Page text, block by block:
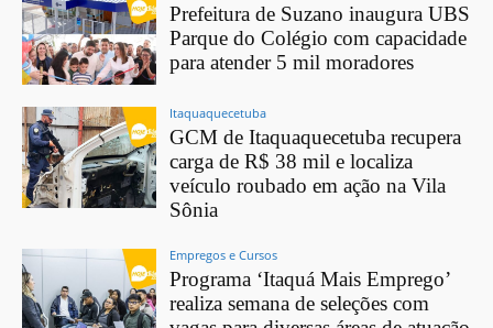
Prefeitura de Suzano inaugura UBS
Parque do Colégio com capacidade
para atender 5 mil moradores
Itaquaquecetuba
GCM de Itaquaquecetuba recupera
carga de R$ 38 mil e localiza
veículo roubado em ação na Vila
Sônia
Empregos e Cursos
Programa ‘Itaquá Mais Emprego’
realiza semana de seleções com